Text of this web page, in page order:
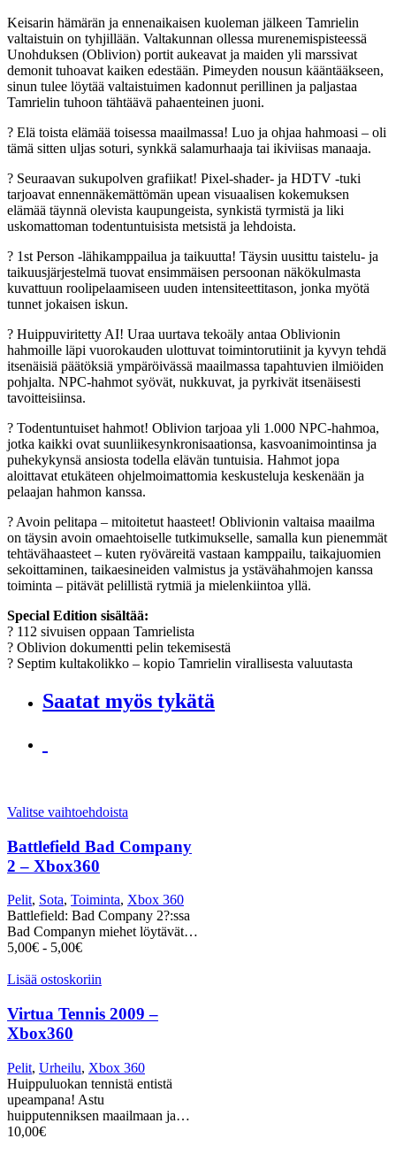
Keisarin hämärän ja ennenaikaisen kuoleman jälkeen Tamrielin
valtaistuin on tyhjillään. Valtakunnan ollessa murenemispisteessä
Unohduksen (Oblivion) portit aukeavat ja maiden yli marssivat
demonit tuhoavat kaiken edestään. Pimeyden nousun kääntääkseen,
sinun tulee löytää valtaistuimen kadonnut perillinen ja paljastaa
Tamrielin tuhoon tähtäävä pahaenteinen juoni.
? Elä toista elämää toisessa maailmassa! Luo ja ohjaa hahmoasi – oli
tämä sitten uljas soturi, synkkä salamurhaaja tai ikiviisas manaaja.
? Seuraavan sukupolven grafiikat! Pixel-shader- ja HDTV -tuki
tarjoavat ennennäkemättömän upean visuaalisen kokemuksen
elämää täynnä olevista kaupungeista, synkistä tyrmistä ja liki
uskomattoman todentuntuisista metsistä ja lehdoista.
? 1st Person -lähikamppailua ja taikuutta! Täysin uusittu taistelu- ja
taikuusjärjestelmä tuovat ensimmäisen persoonan näkökulmasta
kuvattuun roolipelaamiseen uuden intensiteettitason, jonka myötä
tunnet jokaisen iskun.
? Huippuviritetty AI! Uraa uurtava tekoäly antaa Oblivionin
hahmoille läpi vuorokauden ulottuvat toimintorutiinit ja kyvyn tehdä
itsenäisiä päätöksiä ympäröivässä maailmassa tapahtuvien ilmiöiden
pohjalta. NPC-hahmot syövät, nukkuvat, ja pyrkivät itsenäisesti
tavoitteisiinsa.
? Todentuntuiset hahmot! Oblivion tarjoaa yli 1.000 NPC-hahmoa,
jotka kaikki ovat suunliikesynkronisaationsa, kasvoanimointinsa ja
puhekykynsä ansiosta todella elävän tuntuisia. Hahmot jopa
aloittavat etukäteen ohjelmoimattomia keskusteluja keskenään ja
pelaajan hahmon kanssa.
? Avoin pelitapa – mitoitetut haasteet! Oblivionin valtaisa maailma
on täysin avoin omaehtoiselle tutkimukselle, samalla kun pienemmät
tehtävähaasteet – kuten ryöväreitä vastaan kamppailu, taikajuomien
sekoittaminen, taikaesineiden valmistus ja ystävähahmojen kanssa
toiminta – pitävät pelillistä rytmiä ja mielenkiintoa yllä.
Special Edition sisältää:
? 112 sivuisen oppaan Tamrielista
? Oblivion dokumentti pelin tekemisestä
? Septim kultakolikko – kopio Tamrielin virallisesta valuutasta
Saatat myös tykätä
Valitse vaihtoehdoista
Battlefield Bad Company
2 – Xbox360
Pelit, Sota, Toiminta, Xbox 360
Battlefield: Bad Company 2?:ssa
Bad Companyn miehet löytävät…
5,00€ - 5,00€
Lisää ostoskoriin
Virtua Tennis 2009 –
Xbox360
Pelit, Urheilu, Xbox 360
Huippuluokan tennistä entistä
upeampana! Astu
huipputenniksen maailmaan ja…
10,00€